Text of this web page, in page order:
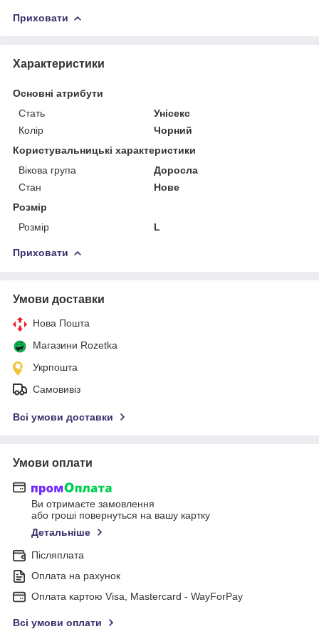
Приховати
Характеристики
Основні атрибути
Стать
Унісекс
Колір
Чорний
Користувальницькі характеристики
Вікова група
Доросла
Стан
Нове
Розмір
Розмір
L
Приховати
Умови доставки
Нова Пошта
Магазини Rozetka
Укрпошта
Самовивіз
Всі умови доставки
Умови оплати
Ви отримаєте замовлення
або гроші повернуться на вашу картку
Детальніше
Післяплата
Оплата на рахунок
Оплата картою Visa, Mastercard - WayForPay
Всі умови оплати